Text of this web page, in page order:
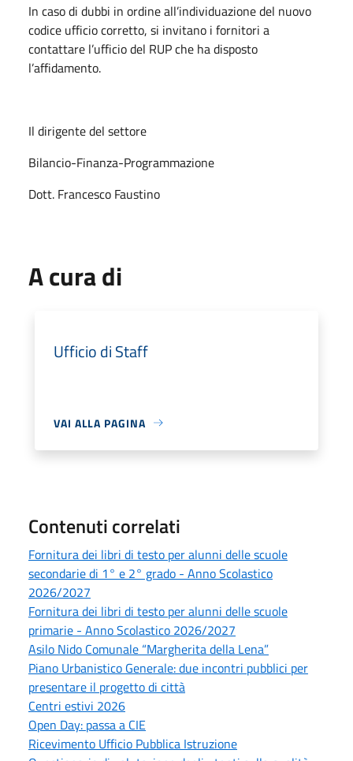
In caso di dubbi in ordine all’individuazione del nuovo
codice ufficio corretto, si invitano i fornitori a
contattare l’ufficio del RUP che ha disposto
l’affidamento.
Il dirigente del settore
Bilancio-Finanza-Programmazione
Dott. Francesco Faustino
A cura di
Ufficio di Staff
VAI ALLA PAGINA
Contenuti correlati
Fornitura dei libri di testo per alunni delle scuole
secondarie di 1° e 2° grado - Anno Scolastico
2026/2027
Fornitura dei libri di testo per alunni delle scuole
primarie - Anno Scolastico 2026/2027
Asilo Nido Comunale “Margherita della Lena”
Piano Urbanistico Generale: due incontri pubblici per
presentare il progetto di città
Centri estivi 2026
Open Day: passa a CIE
Ricevimento Ufficio Pubblica Istruzione